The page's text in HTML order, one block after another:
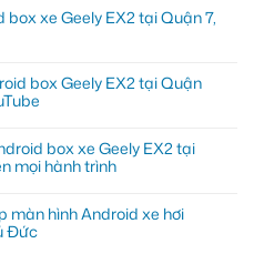
xe Geely EX2 tại Quận 7,
box Geely EX2 tại Quận
box xe Geely EX2 tại
mọi hành trình
màn hình Android xe hơi
Đức